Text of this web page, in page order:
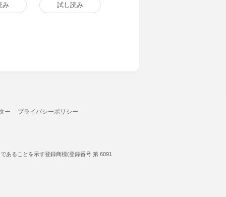
み
試し読み
ー プライバシーポリシー
あることを示す登録商標(登録番号 第 6091